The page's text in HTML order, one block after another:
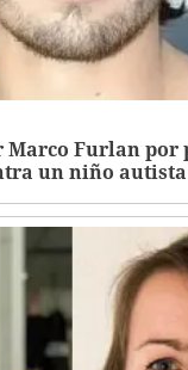
Marco Furlan por
un niño autista